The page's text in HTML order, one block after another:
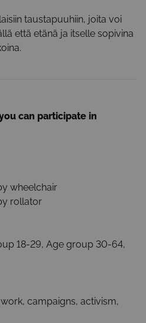
taustapuuhiin, joita voi
että etänä ja itselle sopivina
can participate in
wheelchair
rollator
18-29, Age group 30-64,
campaigns, activism,